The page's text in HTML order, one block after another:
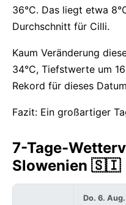
36°C. Das liegt etwa
Durchschnitt für Cilli.
Kaum Veränderung
34°C, Tiefstwerte um
Rekord für dieses
Fazit: Ein großartiger
7-Tage-
Slowenien 🇸🇮
Do. 6. Aug.